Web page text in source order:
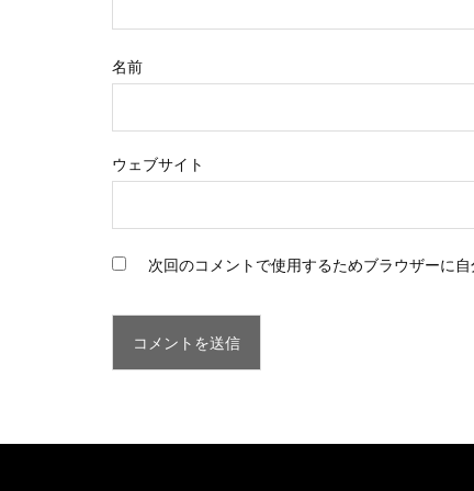
名前
ウェブサイト
次回のコメントで使用するためブラウザーに